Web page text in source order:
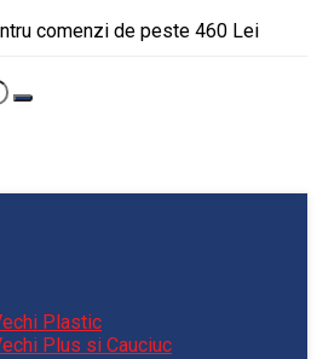
comenzi de peste 460 Lei
Plastic
Plus si Cauciuc